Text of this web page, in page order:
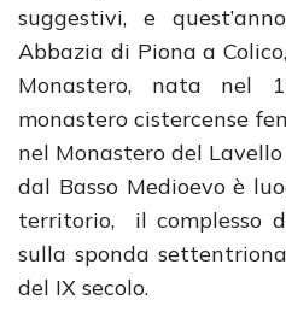
suggestivi, e
Abbazia di Piona a
Monastero, nata nel
monastero cistercense
nel Monastero del
dal Basso Medioevo è
territorio, il complesso
sulla sponda
del IX secolo.